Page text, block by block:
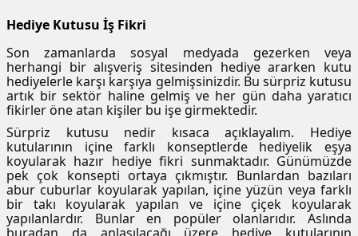
Hediye Kutusu İş Fikri
Son zamanlarda sosyal medyada gezerken veya
herhangi bir alışveriş sitesinden hediye ararken kutu
hediyelerle karşı karşıya gelmişsinizdir. Bu sürpriz kutusu
artık bir sektör haline gelmiş ve her gün daha yaratıcı
fikirler öne atan kişiler bu işe girmektedir.
Sürpriz kutusu nedir kısaca açıklayalım. Hediye
kutularının içine farklı konseptlerde hediyelik eşya
koyularak hazır hediye fikri sunmaktadır. Günümüzde
pek çok konsepti ortaya çıkmıştır. Bunlardan bazıları
abur cuburlar koyularak yapılan, içine yüzün veya farklı
bir takı koyularak yapılan ve içine çiçek koyularak
yapılanlardır. Bunlar en popüler olanlarıdır. Aslında